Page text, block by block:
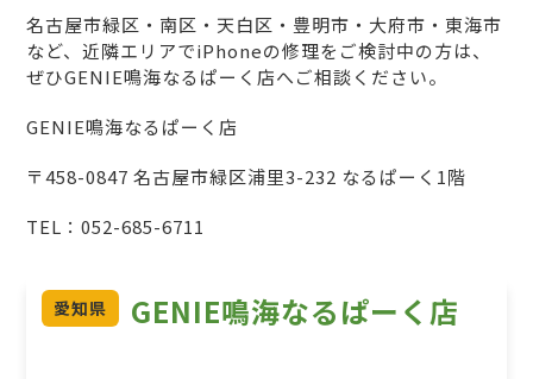
名古屋市緑区・南区・天白区・豊明市・大府市・東海市
など、近隣エリアでiPhoneの修理をご検討中の方は、
ぜひGENIE鳴海なるぱーく店へご相談ください。
GENIE鳴海なるぱーく店
〒458-0847 名古屋市緑区浦里3-232 なるぱーく1階
TEL：052-685-6711
愛知県 GENIE鳴海なるぱーく店